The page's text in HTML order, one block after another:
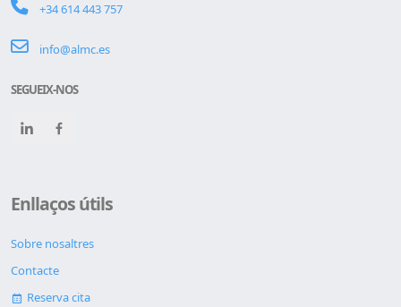
+34 614 443 757
info@almc.es
SEGUEIX-NOS
Enllaços útils
Sobre nosaltres
Contacte
Reserva cita